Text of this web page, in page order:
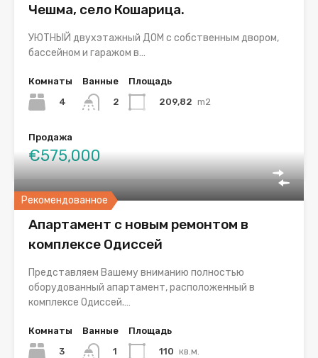
Чешма, село Кошарица.
УЮТНЫЙ двухэтажный ДОМ с собственным двором,
бассейном и гаражом в…
Комнаты
4
Ванные
2
Площадь
209,82 m2
Продажа
€575,000
Рекомендованное
Апартамент с новым ремонтом в
комплексе Одиссей
Представляем Вашему вниманию полностью
оборудованный апартамент, расположенный в
комплексе Одиссей.…
Комнаты
3
Ванные
1
Площадь
110 кв.м.